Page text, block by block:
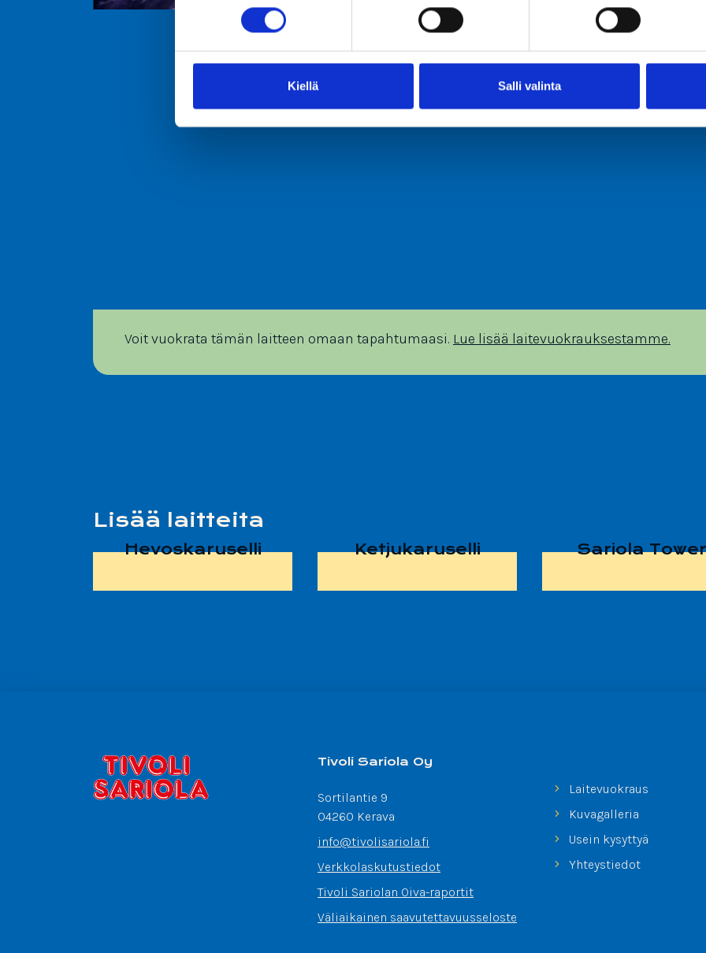
Kiellä Salli valinta
Voit vuokrata tämän laitteen omaan tapahtumaasi. Lue lisää laitevuokrauksestamme.
Lisää laitteita
Hevoskaruselli Ketjukaruselli Sariola Tower
Tivoli Sariola Oy
Sortilantie 9
04260 Kerava
info@tivolisariola.fi
Verkkolaskutustiedot
Tivoli Sariolan Oiva-raportit
Väliaikainen saavutettavuusseloste
Laitevuokraus
Kuvagalleria
Usein kysyttyä
Yhteystiedot